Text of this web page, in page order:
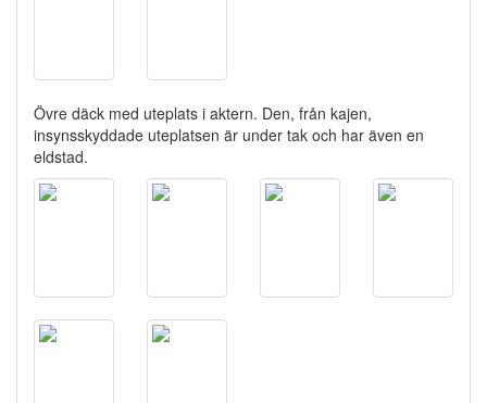
Övre däck med uteplats i aktern. Den, från kajen,
insynsskyddade uteplatsen är under tak och har även en
eldstad.